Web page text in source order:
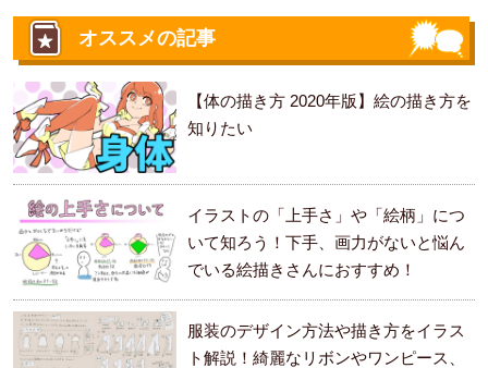
オススメの記事
【体の描き方 2020年版】絵の描き方を
知りたい
イラストの「上手さ」や「絵柄」につ
いて知ろう！下手、画力がないと悩ん
でいる絵描きさんにおすすめ！
服装のデザイン方法や描き方をイラス
ト解説！綺麗なリボンやワンピース、